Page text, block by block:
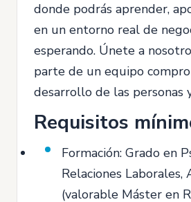
donde podrás aprender,
en un entorno real de
esperando. Únete a
parte de un equipo
desarrollo de las personas
Requisitos
Formación: Grado en
Relaciones Laborales,
(valorable Máster en